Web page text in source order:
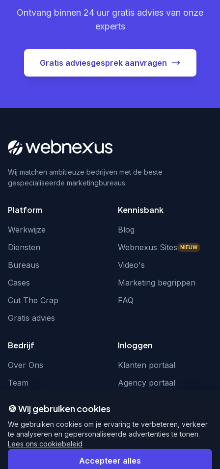
Ontvang binnen 24 uur gratis advies van onze
experts
Gratis adviesgesprek aanvragen
Wij matchen ambitieuze bedrijven met de beste
gespecialiseerde marketingbureaus.
Platform
Werkwijze
Diensten
Bureaus
Cases
Cut The Crap
Gratis advies
Kennisbank
Blog
Webnexus Sites NIEUW
Video's
Marketing begrippen
FAQ
Bedrijf
Over Ons
Team
Inloggen
Klanten portaal
Agency portaal
hello@webnexus.nl
085 004 1875
🍪 Wij gebruiken cookies
We gebruiken cookies om je ervaring te verbeteren, verkeer
te analyseren en gepersonaliseerde advertenties te tonen.
Lees ons cookiebeleid
Accepteer alles